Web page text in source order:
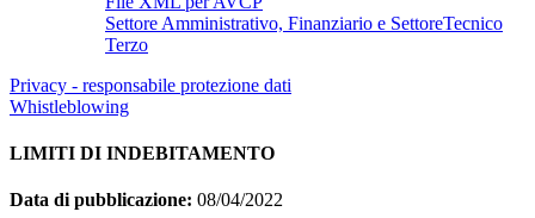
Settore Amministrativo, Finanziario e SettoreTecnico
Terzo
Privacy - responsabile protezione dati
Whistleblowing
LIMITI DI INDEBITAMENTO
Data di pubblicazione: 08/04/2022